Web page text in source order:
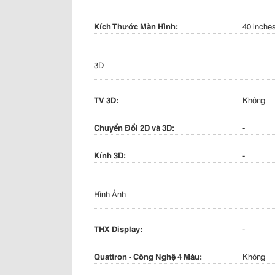
Kích Thước Màn Hình: 40
3D
TV 3D: Không
Chuyển Đổi 2D và 3D: -
Kính 3D: -
Hình Ảnh
THX Display: -
Quattron - Công Nghệ 4 Màu: Không